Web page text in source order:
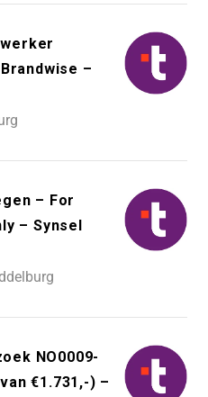
–
– For
– Synsel
NO0009-
€1.731,-) –